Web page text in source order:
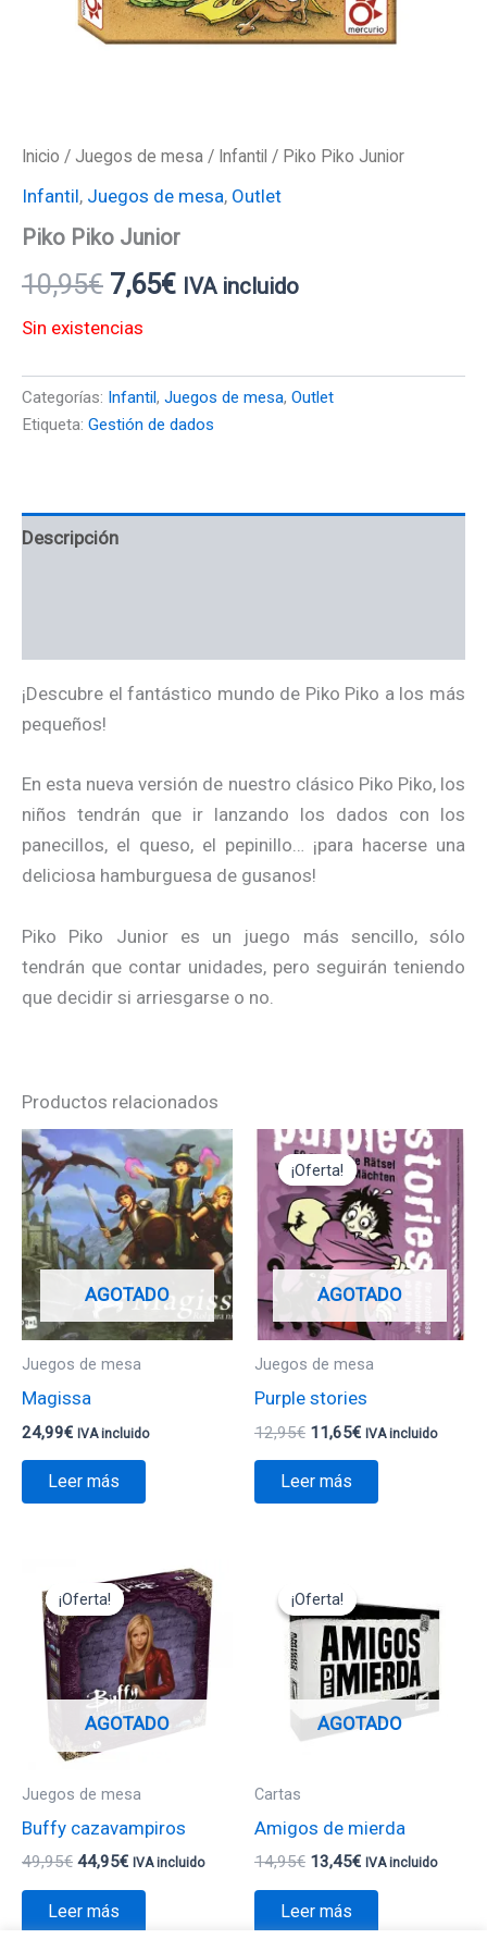
Inicio / Juegos de mesa / Infantil / Piko Piko Junior
Infantil, Juegos de mesa, Outlet
Piko Piko Junior
10,95€ 7,65€ IVA incluido
Sin existencias
Categorías: Infantil, Juegos de mesa, Outlet
Etiqueta: Gestión de dados
Descripción
¡Descubre el fantástico mundo de Piko Piko a los más
pequeños!
En esta nueva versión de nuestro clásico Piko Piko, los
niños tendrán que ir lanzando los dados con los
panecillos, el queso, el pepinillo… ¡para hacerse una
deliciosa hamburguesa de gusanos!
Piko Piko Junior es un juego más sencillo, sólo
tendrán que contar unidades, pero seguirán teniendo
que decidir si arriesgarse o no.
Productos relacionados
AGOTADO
Juegos de mesa
Magissa
24,99€ IVA incluido
Leer más
¡Oferta!
AGOTADO
¡Oferta!
Juegos de mesa
Purple stories
12,95€
El
precio
original
era:
12,95€.
11,65€
El
precio
actual
es:
11,65€.
IVA incluido
Leer más
¡Oferta!
AGOTADO
¡Oferta!
Juegos de mesa
Buffy cazavampiros
49,95€
precio
original
era:
49,95€.
44,95€
precio
actual
es:
44,95€.
IVA incluido
Leer más
¡Oferta!
AGOTADO
¡Oferta!
Cartas
Amigos de mierda
14,95€
precio
original
era:
14,95€.
13,45€
actual
es:
13,45€.
IVA incluido
Leer más